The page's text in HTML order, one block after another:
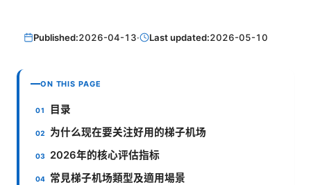
Published:2026-04-13· Last updated:2026-05-10
ON THIS PAGE
目录
为什么现在要关注好用的梯子机场
2026年的核心评估指标
常見梯子机场類型及適用場景